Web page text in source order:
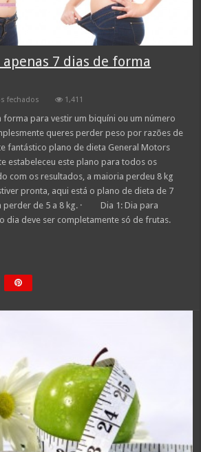
apenas 7 dias de forma
fechados
8
em
apenas
7
dias
forma
saudável!
1,411
forma para vestir um biquíni ou um número
queres perder peso por razões de
fantástico plano de dieta General Motors
estabeleceu este plano para todos os
com os resultados, a maioria perdeu 8 kg
pronta, aqui está o plano de dieta de 7
perder de 5 a 8 kg. · Dia 1: Dia para
dia deve ser completamente só de frutas.